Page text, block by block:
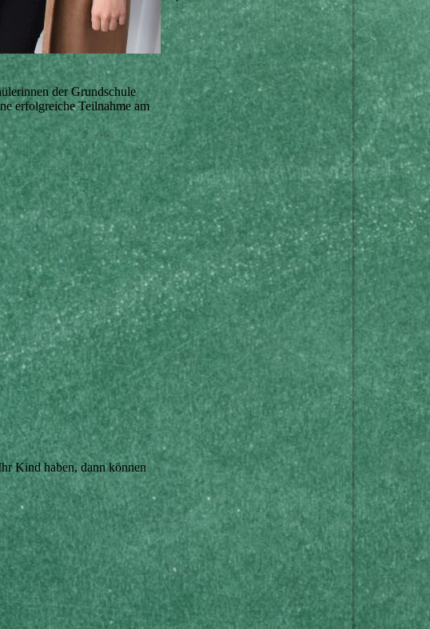
der Grundschule
erfolgreiche Teilnahme am
Kind haben, dann können